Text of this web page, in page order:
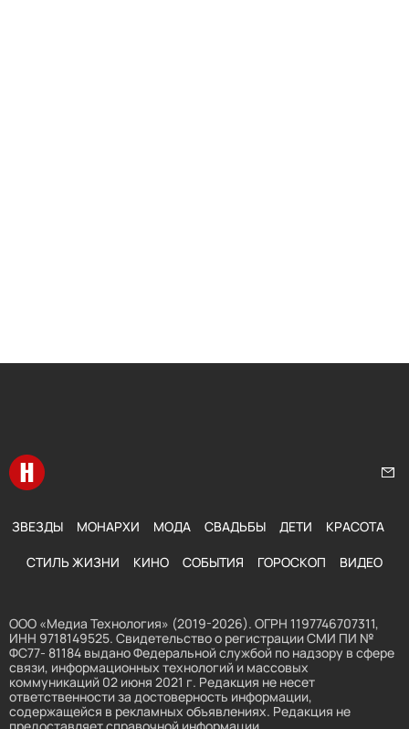
Перейти на главную
ЗВЕЗДЫ МОНАРХИ МОДА СВАДЬБЫ ДЕТИ КРАСОТА
СТИЛЬ ЖИЗНИ КИНО СОБЫТИЯ ГОРОСКОП ВИДЕО
ООО «Медиа Технология» (2019-2026). ОГРН 1197746707311,
ИНН 9718149525. Свидетельство о регистрации СМИ ПИ №
ФС77- 81184 выдано Федеральной службой по надзору в сфере
связи, информационных технологий и массовых
коммуникаций 02 июня 2021 г. Редакция не несет
ответственности за достоверность информации,
содержащейся в рекламных объявлениях. Редакция не